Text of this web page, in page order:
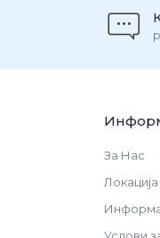
За Нас
Локација